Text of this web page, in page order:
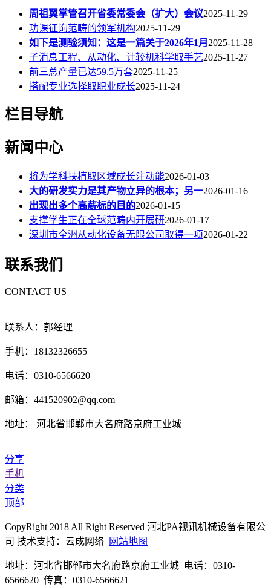
周祖翼掌管召开省委常委会（扩大）会议2025-11-29
功课征询范畴的领军机构2025-11-29
如下是测验须知：这是一篇关于2026年1月 2025-11-28
子消息工程、从动化、计较机科学取手艺2025-11-27
前三总产量已达59.5万套2025-11-25
搭配专业选择取职业成长2025-11-24
栏目导航
新闻中心
将为学科扶植取区域成长注动能2026-01-03
大的研发实力是其产物立异的根本；另一2026-01-16
出现出多个高薪标的目的2026-01-15
支撑学生正在全球范畴内开展研2026-01-17
深圳市全洲从动化设备无限公司取得一项2026-01-22
联系我们
CONTACT US
联系人：郭经理
手机：18132326655
电话：0310-6566620
邮箱：441520902@qq.com
地址： 河北省邯郸市大名府路京府工业城
分享
手机
分类
顶部
CopyRight 2018 All Right Reserved 河北PA视讯机械设备有限公
司 技术支持：云成网络
网站地图
地址：河北省邯郸市大名府路京府工业城 电话：0310-
6566620 传真：0310-6566621